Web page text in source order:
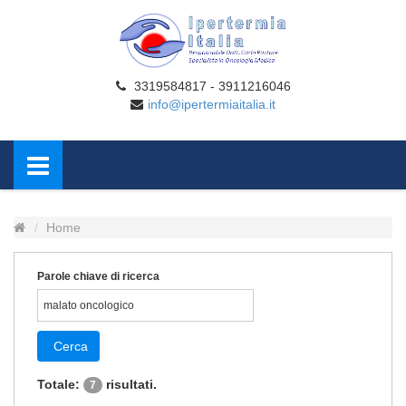
3319584817 - 3911216046
info@ipertermiaitalia.it
Home
Parole chiave di ricerca
Cerca
Totale: 7 risultati.